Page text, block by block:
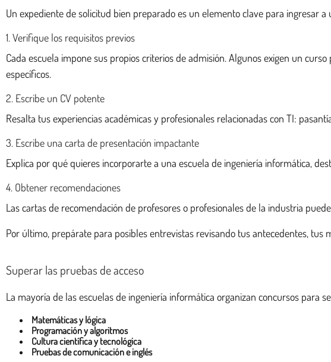
Un expediente de solicitud bien preparado es un elemento clave para ingresar
1. Verifique los requisitos previos
Cada escuela impone sus propios criterios de admisión. Algunos exigen un
específicos.
2. Escribe un CV potente
Resalta tus experiencias académicas y profesionales relacionadas con TI:
3. Escribe una carta de presentación impactante
Explica por qué quieres incorporarte a una escuela de ingeniería informática,
4. Obtener recomendaciones
Las cartas de recomendación de profesores o profesionales de la industria
Por último, prepárate para posibles entrevistas revisando tus antecedentes, tus
Superar las pruebas de acceso
La mayoría de las escuelas de ingeniería informática organizan concursos para
Matemáticas y lógica
Programación y algoritmos
Cultura científica y tecnológica
Pruebas de comunicación e inglés